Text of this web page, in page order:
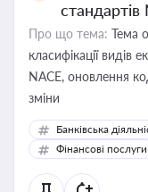
стандартів
Про що тема: Тема
класифікації видів
NACE, оновлення
зміни
Банківська
Фінансові послуги